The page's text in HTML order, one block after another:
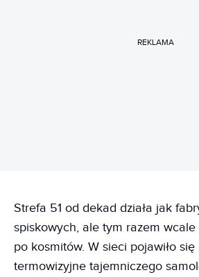
REKLAMA
Strefa 51 od dekad działa jak
spiskowych, ale tym razem
po kosmitów. W sieci pojawiło
termowizyjne tajemniczego